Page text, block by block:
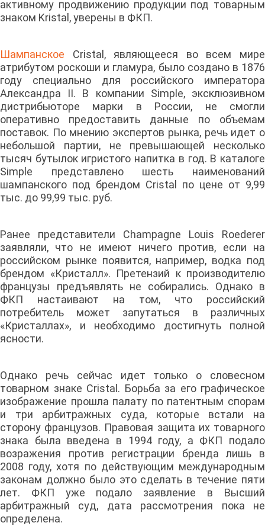
активному продвижению продукции под товарным
знаком Kristal, уверены в ФКП.
Шампанское
Cristal, являющееся во всем мире
атрибутом роскоши и гламура, было создано в 1876
году специально для российского императора
Александра II. В компании Simple, эксклюзивном
дистрибьюторе марки в России, не смогли
оперативно предоставить данные по объемам
поставок. По мнению экспертов рынка, речь идет о
небольшой партии, не превышающей несколько
тысяч бутылок игристого напитка в год. В каталоге
Simple представлено шесть наименований
шампанского под брендом Cristal по цене от 9,99
тыс. до 99,99 тыс. руб.
Ранее представители Champagne Louis Roederer
заявляли, что не имеют ничего против, если на
российском рынке появится, например, водка под
брендом «Кристалл». Претензий к производителю
французы предъявлять не собирались. Однако в
ФКП настаивают на том, что российский
потребитель может запутаться в различных
«Кристаллах», и необходимо достигнуть полной
ясности.
Однако речь сейчас идет только о словесном
товарном знаке Cristal. Борьба за его графическое
изображение прошла палату по патентным спорам
и три арбитражных суда, которые встали на
сторону французов. Правовая защита их товарного
знака была введена в 1994 году, а ФКП подало
возражения против регистрации бренда лишь в
2008 году, хотя по действующим международным
законам должно было это сделать в течение пяти
лет. ФКП уже подало заявление в Высший
арбитражный суд, дата рассмотрения пока не
определена.